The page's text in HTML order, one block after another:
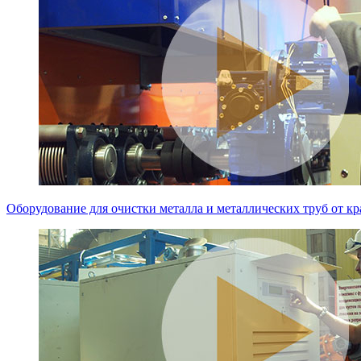
Оборудование для очистки металла и металлических труб от